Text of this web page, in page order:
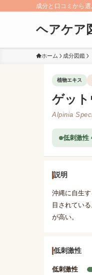
成分と口コミから
ヘアケア
ホーム 成分図鑑
植物エキス
ゲット
Alpinia
低刺激性
説明
沖縄に自生
目されてい
が高い。
低刺激性
低刺激性